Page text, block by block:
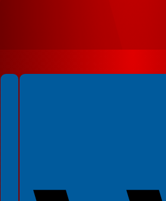
Spełniamy standardy WCAG 2.2
Spełniamy standardy W3C